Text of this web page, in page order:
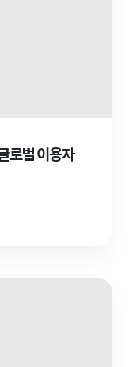
로벌 이용자